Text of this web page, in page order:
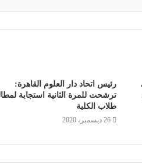
رئيس اتحاد دار العلوم القاهرة:
ترشحت للمرة الثانية استجابة
طلاب الكلية
26 ديسمبر، 2020